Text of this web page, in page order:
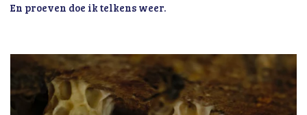
En proeven doe ik telkens weer.